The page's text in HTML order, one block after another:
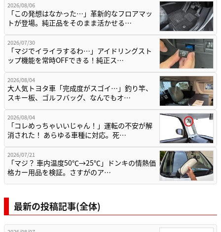
2026/08/06
「この発想はなかった…」革新的なフロアマッ
トが登場。純正品をそのまま活かせる…
2026/07/30
「マジでイライラするわ…」アイドリングスト
ップ機能を常時OFFできる！純正ス…
2026/08/04
大人気トヨタ車「完成度がスゴイ…」釣り竿、
スキー板、ゴルフバッグ、なんでもオ…
2026/08/04
「コレめっちゃいいじゃん！」運転の不安が解
消された！ あらゆる車種に対応。死…
2026/07/21
「マジ？ 車内温度50℃→25℃」ドンキの情熱価
格カー用品を検証。さすがのア…
最新の投稿記事(全体)